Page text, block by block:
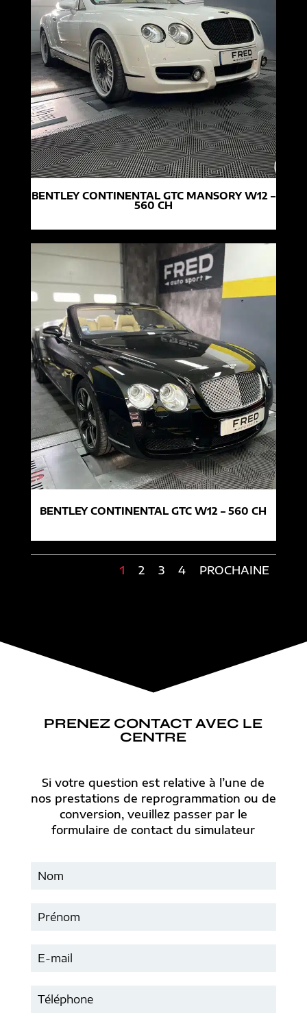
BENTLEY CONTINENTAL GTC MANSORY W12 –
560 CH
BENTLEY CONTINENTAL GTC W12 – 560 CH
1 2 3 4 PROCHAINE
PRENEZ CONTACT AVEC LE
CENTRE
Si votre question est relative à l’une de
nos prestations de reprogrammation ou de
conversion, veuillez passer par le
formulaire de contact du simulateur